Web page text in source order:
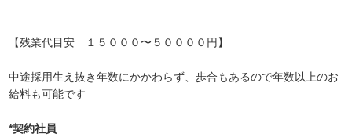
【残業代目安 １５０００〜５００００円】
中途採用生え抜き年数にかかわらず、歩合もあるので年数以上のお
給料も可能です
*契約社員